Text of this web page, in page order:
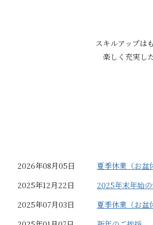
スキルアップは
楽しく充実し
夏季休業（お盆
2026年08月05日
2025年末年始
2025年12月22日
夏季休業（お盆
2025年07月03日